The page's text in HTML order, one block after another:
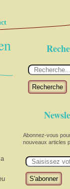
Recherche
Abonnez-vous
nouveaux articles
m